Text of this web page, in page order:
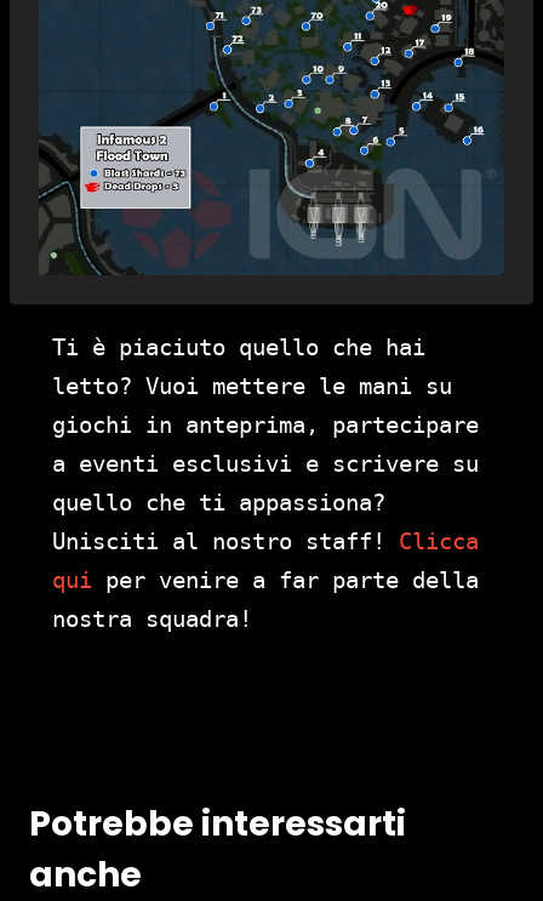
Ti è piaciuto quello che hai
letto? Vuoi mettere le mani su
giochi in anteprima, partecipare
a eventi esclusivi e scrivere su
quello che ti appassiona?
Unisciti al nostro staff! Clicca
qui per venire a far parte della
nostra squadra!
Potrebbe interessarti
anche